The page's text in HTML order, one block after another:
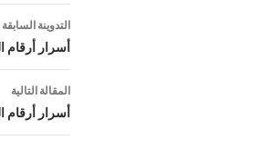
تصفّح
المقالات
التدوينة السابقة
أسرار أرقام السور: (17) وسورة
المقالة التالية
أسرار أرقام السور: (17) وسورة